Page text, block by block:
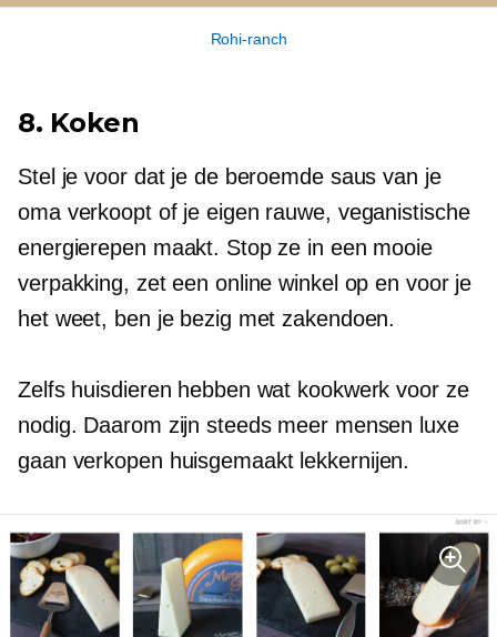
Rohi-ranch
8. Koken
Stel je voor dat je de beroemde saus van je
oma verkoopt of je eigen rauwe, veganistische
energierepen maakt. Stop ze in een mooie
verpakking, zet een online winkel op en voor je
het weet, ben je bezig met zakendoen.
Zelfs huisdieren hebben wat kookwerk voor ze
nodig. Daarom zijn steeds meer mensen luxe
gaan verkopen huisgemaaktlekkernijen.